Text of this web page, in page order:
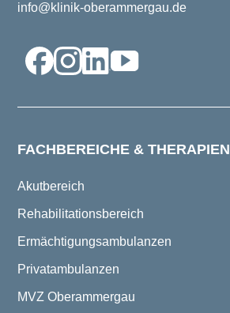
info@klinik-oberammergau.de
FACHBEREICHE & THERAPIEN
Akutbereich
Rehabilitationsbereich
Ermächtigungsambulanzen
Privatambulanzen
MVZ Oberammergau